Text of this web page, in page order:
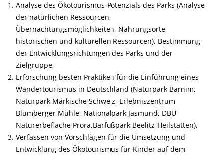
Analyse des Ökotourismus-Potenzials des Parks (Analyse
der natürlichen Ressourcen,
Übernachtungsmöglichkeiten, Nahrungsorte,
historischen und kulturellen Ressourcen), Bestimmung
der Entwicklungsrichtungen des Parks und der
Zielgruppe,
Erforschung besten Praktiken für die Einführung eines
Wandertourismus in Deutschland (Naturpark Barnim,
Naturpark Märkische Schweiz, Erlebniszentrum
Blumberger Mühle, Nationalpark Jasmund, DBU-
Naturerbeflache Prora,Barfußpark Beelitz-Heilstatten),
Verfassen von Vorschlägen für die Umsetzung und
Entwicklung des Ökotourismus für Kinder auf dem